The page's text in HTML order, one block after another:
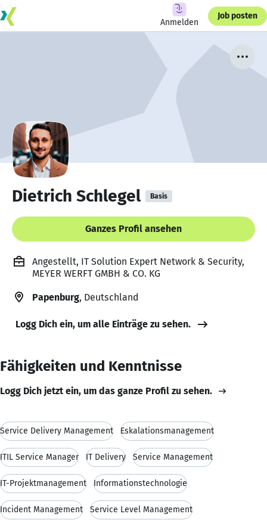
Anmelden
Job posten
Dietrich Schlegel Basis
Ganzes Profil ansehen
Angestellt, IT Solution Expert Network & Security,
MEYER WERFT GMBH & CO. KG
Papenburg, Deutschland
Logg Dich ein, um alle Einträge zu sehen.
Fähigkeiten und Kenntnisse
Logg Dich jetzt ein, um das ganze Profil zu sehen.
Service Delivery Management Eskalationsmanagement
ITIL Service Manager IT Delivery Service Management
IT-Projektmanagement Informationstechnologie
Incident Management Service Level Management